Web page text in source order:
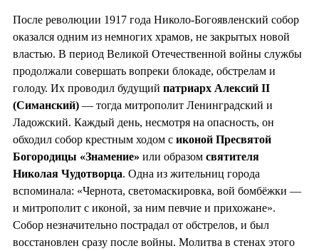
После революции 1917 года Николо-Богоявленский собор
оказался одним из немногих храмов, не закрытых новой
властью. В период Великой Отечественной войны службы
продолжали совершать вопреки блокаде, обстрелам и
голоду. Их проводил будущий патриарх Алексий II
(Симанский) — тогда митрополит Ленинградский и
Ладожский. Каждый день, несмотря на опасность, он
обходил собор крестным ходом с иконой Пресвятой
Богородицы «Знамение» или образом святителя
Николая Чудотворца. Одна из жительниц города
вспоминала: «Чернота, светомаскировка, вой бомбёжки —
и митрополит с иконой, за ним певчие и прихожане».
Собор незначительно пострадал от обстрелов, и был
восстановлен сразу после войны. Молитва в стенах этого